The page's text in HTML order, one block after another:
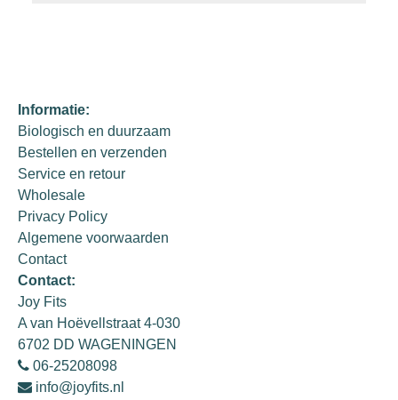
Informatie:
Biologisch en duurzaam
Bestellen en verzenden
Service en retour
Wholesale
Privacy Policy
Algemene voorwaarden
Contact
Contact:
Joy Fits
A van Hoëvellstraat 4-030
6702 DD WAGENINGEN
06-25208098
info@joyfits.nl